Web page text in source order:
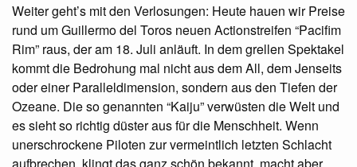
Weiter geht’s mit den Verlosungen: Heute hauen wir Preise
rund um Guillermo del Toros neuen Actionstreifen “Pacifim
Rim” raus, der am 18. Juli anläuft. In dem grellen Spektakel
kommt die Bedrohung mal nicht aus dem All, dem Jenseits
oder einer Paralleldimension, sondern aus den Tiefen der
Ozeane. Die so genannten “Kaiju” verwüsten die Welt und
es sieht so richtig düster aus für die Menschheit. Wenn
unerschrockene Piloten zur vermeintlich letzten Schlacht